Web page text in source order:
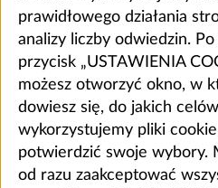
prawidłowego działania
analizy liczby odwiedzin.
przycisk „USTAWIENIA
możesz otworzyć okno, w
dowiesz się, do jakich celów
wykorzystujemy pliki
potwierdzić swoje wybory.
od razu zaakceptować